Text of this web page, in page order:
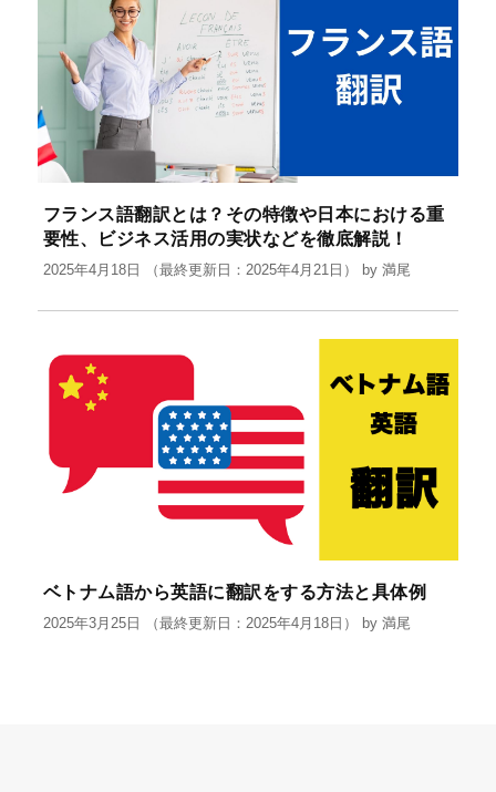
フランス語翻訳とは？その特徴や日本における重
要性、ビジネス活用の実状などを徹底解説！
2025年4月18日 （最終更新日：2025年4月21日） by 満尾
ベトナム語から英語に翻訳をする方法と具体例
2025年3月25日 （最終更新日：2025年4月18日） by 満尾